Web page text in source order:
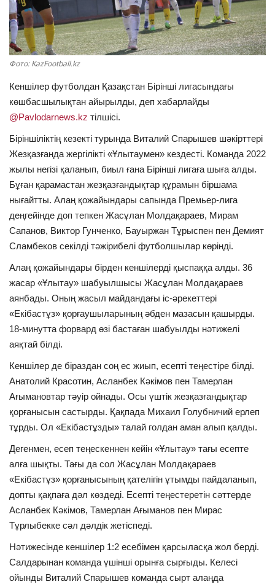
ОЙЫН-САУЫҚ
АРНАЙЫ ЖОБА
OFFICIAL
Құрылтай
Тілді тандаңыз
Қазақша Русский
Фото: KazFootball.kz
Кеншілер футболдан Қазақстан Бірінші лигасындағы
көшбасшылықтан айырылды, деп хабарлайды
@Pavlodarnews.kz тілшісі.
Біріншіліктің кезекті турында Виталий Спарышев шәкірттері
Жезқазғанда жергілікті «Ұлытаумен» кездесті. Команда 2022
жылы негізі қаланып, биыл ғана Бірінші лигаға шыға алды.
Бұған қарамастан жезқазғандықтар құрамын біршама
нығайтты. Алаң қожайындары сапында Премьер-лига
деңгейінде доп тепкен Жасұлан Молдақараев, Мирам
Сапанов, Виктор Гунченко, Бауыржан Тұрыспен пен Демият
Сламбеков секілді тәжірибелі футболшылар көрінді.
Алаң қожайындары бірден кеншілерді қыспаққа алды. 36
жасар «Ұлытау» шабуылшысы Жасұлан Молдақараев
аянбады. Оның жасыл майдандағы іс-әрекеттері
«Екібастұз» қорғаушыларының әбден мазасын қашырды.
18-минутта форвард өзі бастаған шабуылды нәтижелі
аяқтай білді.
Кеншілер де біраздан соң ес жиып, есепті теңестіре білді.
Анатолий Красотин, Асланбек Кәкімов пен Тамерлан
Ағымановтар тәуір ойнады. Осы үштік жезқазғандықтар
қорғанысын састырды. Қақпада Михаил Голубничий ерлеп
тұрды. Ол «Екібастұзды» талай голдан аман алып қалды.
Дегенмен, есеп теңескеннен кейін «Ұлытау» тағы есепте
алға шықты. Тағы да сол Жасұлан Молдақараев
«Екібастұз» қорғанысының қателігін ұтымды пайдаланып,
допты қақпаға дәл көздеді. Есепті теңестеретін сәттерде
Асланбек Кәкімов, Тамерлан Ағыманов пен Мирас
Тұрлыбекке сәл дәлдік жетіспеді.
Нәтижесінде кеншілер 1:2 есебімен қарсыласқа жол берді.
Салдарынан команда үшінші орынға сырғыды. Келесі
ойынды Виталий Спарышев команда сырт алаңда